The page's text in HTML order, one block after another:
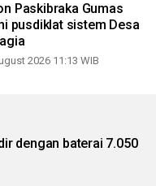
Paskibraka Gumas
pusdiklat sistem Desa
2026 11:13 WIB
dengan baterai 7.050